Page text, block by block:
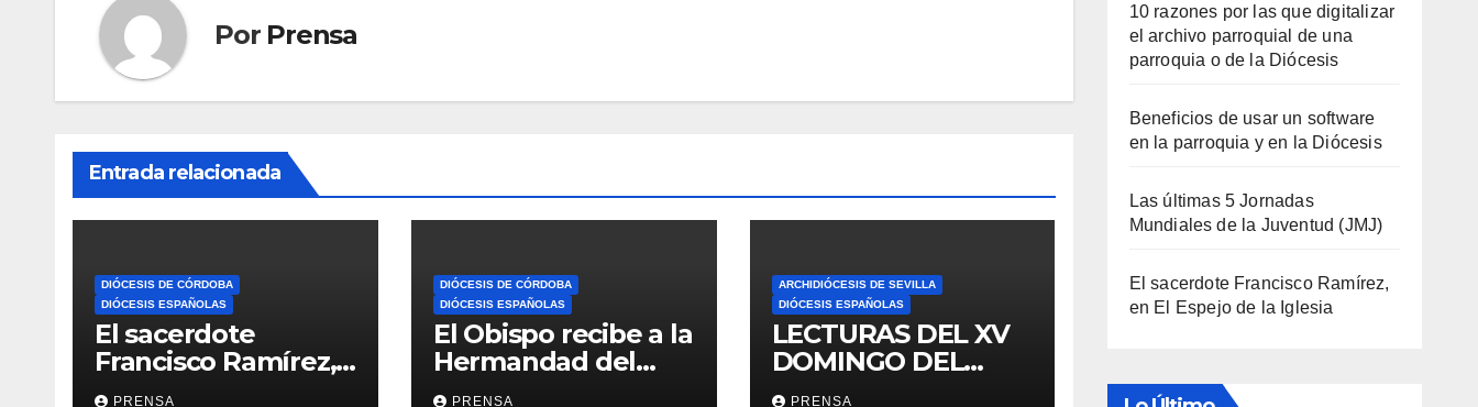
Por Prensa
Entrada relacionada
DIÓCESIS DE CÓRDOBA
DIÓCESIS ESPAÑOLAS
El sacerdote
Francisco Ramírez,
en El Espejo de la
PRENSA
DIÓCESIS DE CÓRDOBA
DIÓCESIS ESPAÑOLAS
El Obispo recibe a la
Hermandad del
Calvario
PRENSA
ARCHIDIÓCESIS DE SEVILLA
DIÓCESIS ESPAÑOLAS
LECTURAS DEL XV
DOMINGO DEL
TIEMPO
PRENSA
10 razones por las que digitalizar
el archivo parroquial de una
parroquia o de la Diócesis
Beneficios de usar un software
en la parroquia y en la Diócesis
Las últimas 5 Jornadas
Mundiales de la Juventud (JMJ)
El sacerdote Francisco Ramírez,
en El Espejo de la Iglesia